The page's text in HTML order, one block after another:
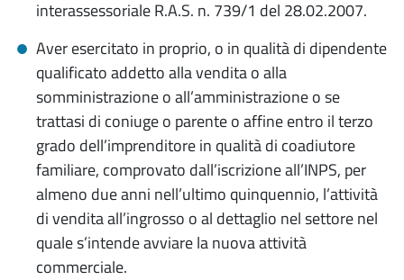
interassessoriale R.A.S. n. 739/1 del 28.02.2007.
Aver esercitato in proprio, o in qualità di dipendente
qualificato addetto alla vendita o alla
somministrazione o all’amministrazione o se
trattasi di coniuge o parente o affine entro il terzo
grado dell’imprenditore in qualità di coadiutore
familiare, comprovato dall’iscrizione all’INPS, per
almeno due anni nell’ultimo quinquennio, l’attività
di vendita all’ingrosso o al dettaglio nel settore nel
quale s’intende avviare la nuova attività
commerciale.